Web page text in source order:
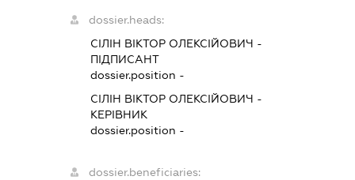
dossier.heads:
СІЛІН ВІКТОР ОЛЕКСІЙОВИЧ -
ПІДПИСАНТ
dossier.position -
СІЛІН ВІКТОР ОЛЕКСІЙОВИЧ -
КЕРІВНИК
dossier.position -
dossier.beneficiaries: